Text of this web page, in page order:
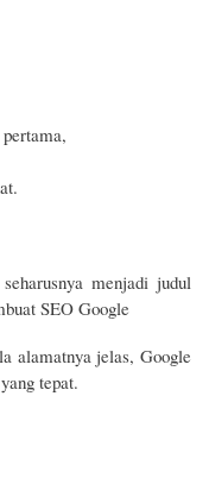
menjadi judul
SEO Google
alamatnya jelas, Google
tepat.